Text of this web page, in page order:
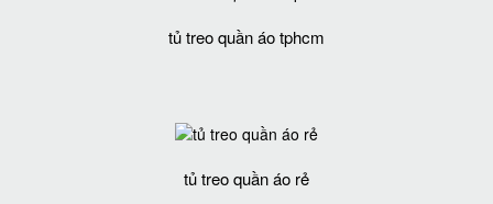
tủ treo quần áo tphcm
tủ treo quần áo rẻ